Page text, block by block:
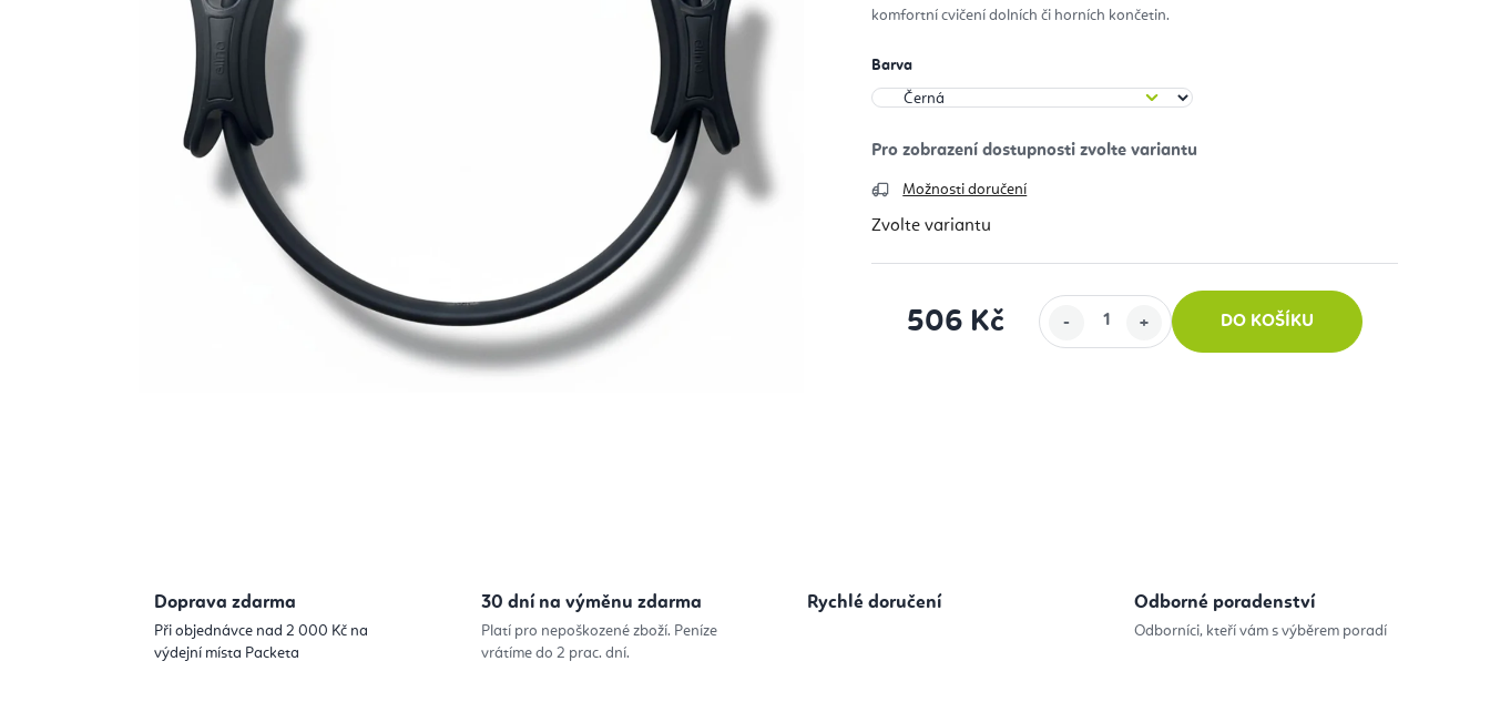
komfortní cvičení dolních či horních končetin.
Barva
Možnosti doručení
Zvolte variantu
506 Kč DO KOŠÍKU
Doprava zdarma
Při objednávce nad 2 000 Kč na
výdejní místa Packeta
30 dní na výměnu zdarma
Platí pro nepoškozené zboží. Peníze
vrátíme do 2 prac. dní.
Rychlé doručení Odborné poradenství
Odborníci, kteří vám s výběrem poradí